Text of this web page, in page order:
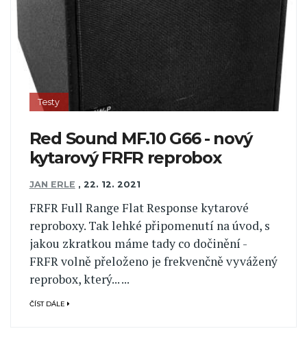
Testy
Red Sound MF.10 G66 - nový
kytarový FRFR reprobox
JAN ERLE , 22. 12. 2021
FRFR Full Range Flat Response kytarové
reproboxy. Tak lehké připomenutí na úvod, s
jakou zkratkou máme tady co dočinění -
FRFR volně přeloženo je frekvenčně vyvážený
reprobox, který... ...
ČÍST DÁLE